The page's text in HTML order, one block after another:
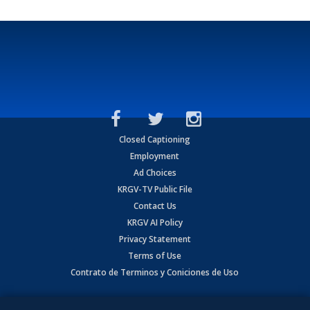
Closed Captioning
Employment
Ad Choices
KRGV-TV Public File
Contact Us
KRGV AI Policy
Privacy Statement
Terms of Use
Contrato de Terminos y Coniciones de Uso